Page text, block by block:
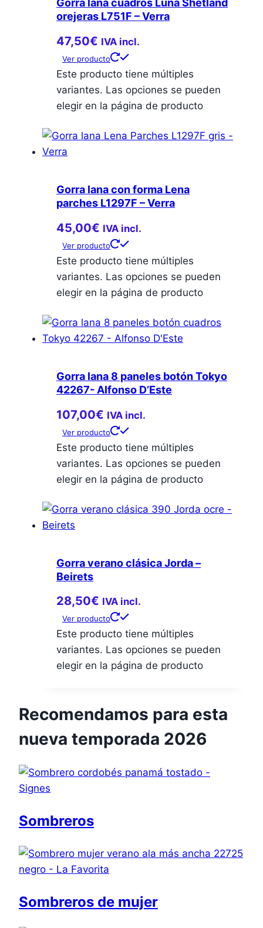
Gorra lana cuadros Luna Shetland
orejeras L751F – Verra
47,50€ IVA incl.
Ver producto
Este producto tiene múltiples
variantes. Las opciones se pueden
elegir en la página de producto
Gorra lana con forma Lena
parches L1297F – Verra
45,00€ IVA incl.
Ver producto
Este producto tiene múltiples
variantes. Las opciones se pueden
elegir en la página de producto
Gorra lana 8 paneles botón Tokyo
42267- Alfonso D’Este
107,00€ IVA incl.
Ver producto
Este producto tiene múltiples
variantes. Las opciones se pueden
elegir en la página de producto
Gorra verano clásica Jorda –
Beirets
28,50€ IVA incl.
Ver producto
Este producto tiene múltiples
variantes. Las opciones se pueden
elegir en la página de producto
Recomendamos para esta
nueva temporada 2026
Sombreros
Sombreros de mujer